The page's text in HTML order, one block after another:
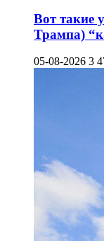
Вот такие
Трампа)
05-08-2026 3